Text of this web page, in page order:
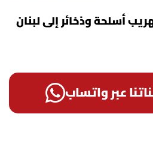
أسلحة وذخائر إلى لبنان
عبر واتساب